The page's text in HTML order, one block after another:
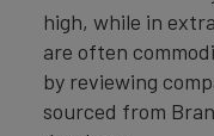
high, while in
are often
by reviewing
sourced from